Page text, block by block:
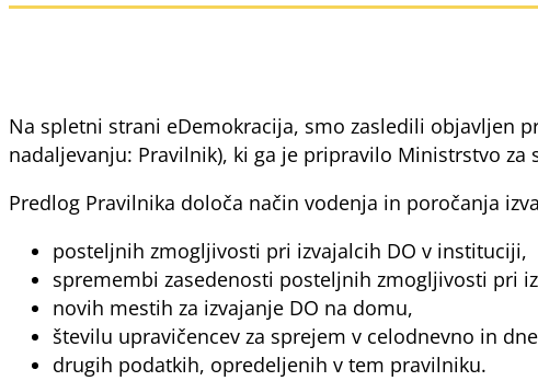
Na spletni strani eDemokracija, smo zasledili objavljen
nadaljevanju: Pravilnik), ki ga je pripravilo Ministrstvo
Predlog Pravilnika določa način vodenja in poročanja
posteljnih zmogljivosti pri izvajalcih DO v instituciji,
spremembi zasedenosti posteljnih zmogljivosti pri
novih mestih za izvajanje DO na domu,
številu upravičencev za sprejem v celodnevno in
drugih podatkih, opredeljenih v tem pravilniku.